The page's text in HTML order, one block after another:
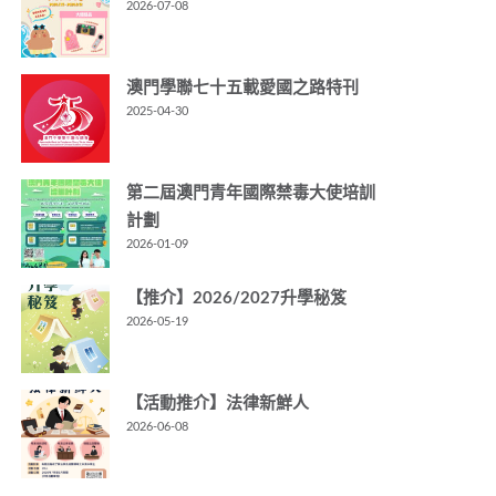
2026-07-08
澳門學聯七十五載愛國之路特刊
2025-04-30
第二屆澳門青年國際禁毒大使培訓
計劃
2026-01-09
【推介】2026/2027升學秘笈
2026-05-19
【活動推介】法律新鮮人
2026-06-08